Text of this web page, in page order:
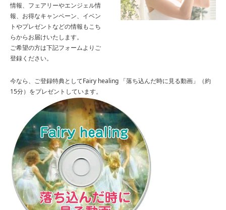
情報、フェアリーやエンジェル情
報、お得なキャンペーン、イベン
トやプレゼントなどの情報もこち
らからお届けいたします。
ご希望の方は下記フォームよりご
登録ください。
今なら、ご登録特典としてFairy healing 「落ち込んだ時に見る動画」（約
15分）をプレゼントしています。